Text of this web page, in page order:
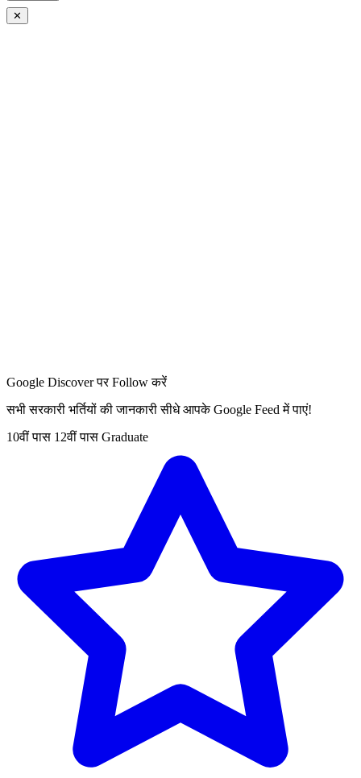
✕
Google Discover पर Follow करें
सभी सरकारी भर्तियों की जानकारी सीधे आपके Google Feed में पाएं!
10वीं पास 12वीं पास Graduate